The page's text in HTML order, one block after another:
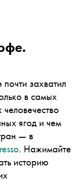
захватил
в самых
ягод и чем
— в
. Нажимайте
историю